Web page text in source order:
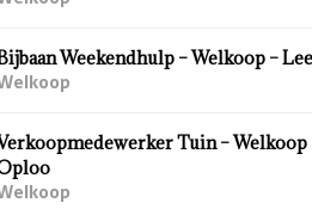
Weekendhulp – Welkoop –
Tuin – Welkoop